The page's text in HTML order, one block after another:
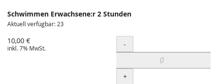
Schwimmen Erwachsene:r 2 Stunden
Aktuell verfügbar: 23
10,00 €
inkl. 7% MwSt. Menge
-
+